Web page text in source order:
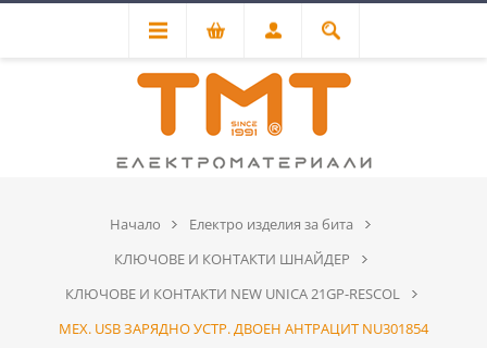
Начало
Електро изделия за бита
КЛЮЧОВЕ И КОНТАКТИ ШНАЙДЕР
КЛЮЧОВЕ И КОНТАКТИ NEW UNICA 21GP-RESCOL
МЕХ. USB ЗАРЯДНО УСТР. ДВОЕН АНТРАЦИТ NU301854